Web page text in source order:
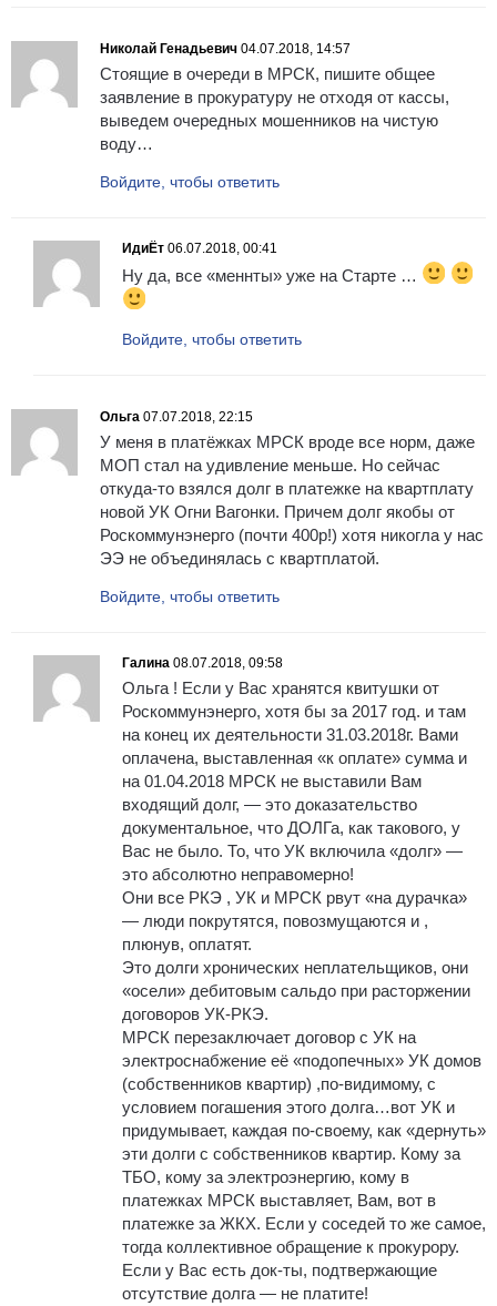
Николай Генадьевич 04.07.2018, 14:57
Стоящие в очереди в МРСК, пишите общее
заявление в прокуратуру не отходя от кассы,
выведем очередных мошенников на чистую
воду…
Войдите, чтобы ответить
ИдиЁт 06.07.2018, 00:41
Ну да, все «меннты» уже на Старте …
Войдите, чтобы ответить
Ольга 07.07.2018, 22:15
У меня в платёжках МРСК вроде все норм, даже
МОП стал на удивление меньше. Но сейчас
откуда-то взялся долг в платежке на квартплату
новой УК Огни Вагонки. Причем долг якобы от
Роскоммунэнерго (почти 400р!) хотя никогла у нас
ЭЭ не объединялась с квартплатой.
Войдите, чтобы ответить
Галина 08.07.2018, 09:58
Ольга ! Если у Вас хранятся квитушки от
Роскоммунэнерго, хотя бы за 2017 год. и там
на конец их деятельности 31.03.2018г. Вами
оплачена, выставленная «к оплате» сумма и
на 01.04.2018 МРСК не выставили Вам
входящий долг, — это доказательство
документальное, что ДОЛГа, как такового, у
Вас не было. То, что УК включила «долг» —
это абсолютно неправомерно!
Они все РКЭ , УК и МРСК рвут «на дурачка»
— люди покрутятся, повозмущаются и ,
плюнув, оплатят.
Это долги хронических неплательщиков, они
«осели» дебитовым сальдо при расторжении
договоров УК-РКЭ.
МРСК перезаключает договор с УК на
электроснабжение её «подопечных» УК домов
(собственников квартир) ,по-видимому, с
условием погашения этого долга…вот УК и
придумывает, каждая по-своему, как «дернуть»
эти долги с собственников квартир. Кому за
ТБО, кому за электроэнергию, кому в
платежках МРСК выставляет, Вам, вот в
платежке за ЖКХ. Если у соседей то же самое,
тогда коллективное обращение к прокурору.
Если у Вас есть док-ты, подтвержающие
отсутствие долга — не платите!